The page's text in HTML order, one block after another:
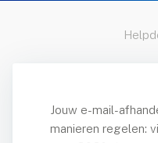
Jouw e-mail-
manieren regelen:
Service Level Agreement
Hosting